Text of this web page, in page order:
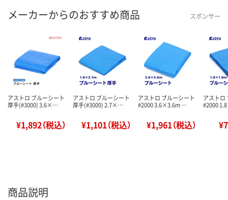
メーカーからのおすすめ商品 スポンサー
アストロ ブルーシート
厚手(#3000) 3.6×…
¥1,892（税込）
アストロ ブルーシート
厚手(#3000) 2.7×…
¥1,101（税込）
アストロ ブルーシート
#2000 3.6×3.6m …
¥1,961（税込）
アストロ
#2000
商品説明